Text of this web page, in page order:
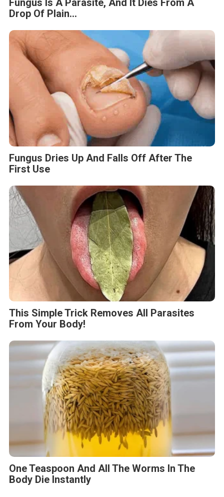
Fungus Is A Parasite, And It Dies From A
Drop Of Plain...
Fungus Dries Up And Falls Off After The
First Use
This Simple Trick Removes All Parasites
From Your Body!
One Teaspoon And All The Worms In The
Body Die Instantly